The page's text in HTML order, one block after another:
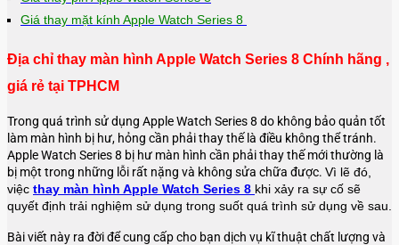
Giá thay mặt kính Apple Watch Series 8
Địa chỉ thay màn hình Apple Watch Series 8 Chính hãng ,
giá rẻ tại TPHCM
Trong quá trình sử dụng Apple Watch Series 8 do không bảo quản tốt
làm màn hình bị hư, hỏng cần phải thay thế là điều không thể tránh.
Apple Watch Series 8 bị hư màn hình cần phải thay thế mới thường là
bị một trong những lỗi rất nặng và không sửa chữa được. Vì lẽ đó,
việc thay màn hình Apple Watch Series 8 khi xảy ra sự cố sẽ
quyết định trải nghiệm sử dụng trong suốt quá trình sử dụng về sau.
Bài viết này ra đời để cung cấp cho bạn dịch vụ kĩ thuật chất lượng và